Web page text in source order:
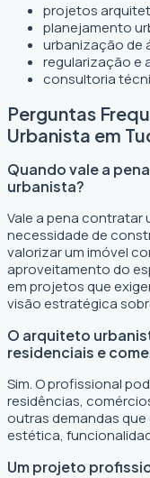
projetos
planejamento
urbanização de
regularização e
consultoria
Perguntas
Urbanista em
Quando vale a
urbanista?
Vale a pena contratar
necessidade de
valorizar um imóvel
aproveitamento do
em projetos que
visão estratégica
O arquiteto
residenciais e
Sim. O profissional
residências,
outras demandas
estética,
Um projeto